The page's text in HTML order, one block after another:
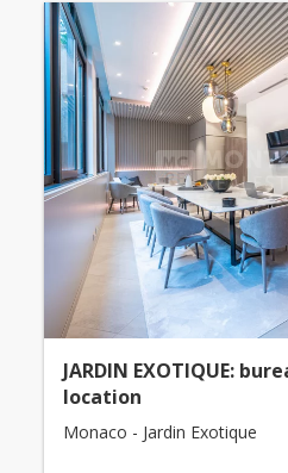
JARDIN EXOTIQUE:
location
Monaco - Jardin Exotique